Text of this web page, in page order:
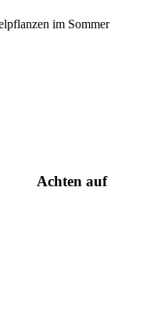
im Sommer
Achten auf